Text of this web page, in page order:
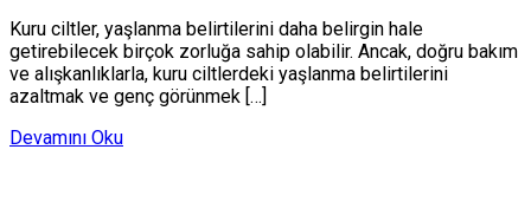
Kuru ciltler, yaşlanma belirtilerini daha belirgin hale
getirebilecek birçok zorluğa sahip olabilir. Ancak, doğru bakım
ve alışkanlıklarla, kuru ciltlerdeki yaşlanma belirtilerini
azaltmak ve genç görünmek […]
Devamını Oku